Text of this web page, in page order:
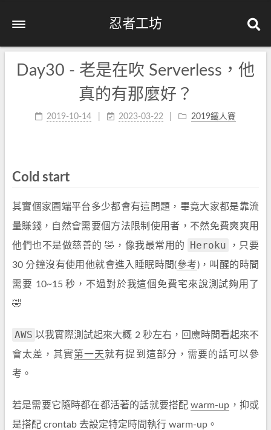
忍者工坊
Day30 - 老是在吹 Serverless，他
真的有那麼好？
2019-10-14 2023-03-22 2019鐵人賽
Cold start
其實個家園端平台多少都會有這問題，畢竟大家都是靠流
量賺錢，自然會需要個方法限制使用者，不然免費爽爽用
他們也不是做慈善的 🤣，像我最常用的
Heroku
，只要
30 分鐘沒有使用他就會進入睡眠時間(參考)，叫醒的時間
需要 10~15 秒，不過對於我這個免費宅來說測試夠用了
🤣
AWS 以我實際測試起來大概 2 秒左右，回應時間看起來不
會太差，其實第一天就有提到這部分，需要的話可以參
考。
若是需要它隨時都在都活著的話就要搭配warm-up ，抑或
是搭配 crontab 去設定特定時間執行 warm-up。